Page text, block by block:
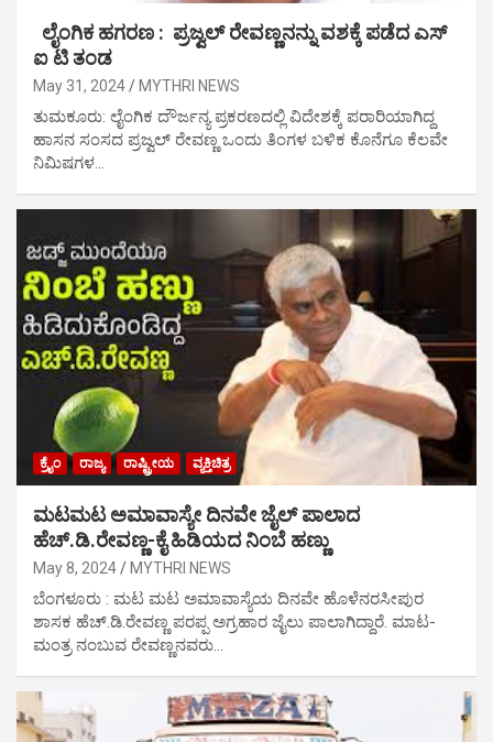
ಲೈಂಗಿಕ ಹಗರಣ : ಪ್ರಜ್ವಲ್ ರೇವಣ್ಣನನ್ನು ವಶಕ್ಕೆ ಪಡೆದ ಎಸ್
ಐ ಟಿ ತಂಡ
May 31, 2024 MYTHRI NEWS
ತುಮಕೂರು: ಲೈಂಗಿಕ ದೌರ್ಜನ್ಯ ಪ್ರಕರಣದಲ್ಲಿ ವಿದೇಶಕ್ಕೆ ಪರಾರಿಯಾಗಿದ್ದ
ಹಾಸನ ಸಂಸದ ಪ್ರಜ್ವಲ್‌ ರೇವಣ್ಣ ಒಂದು ತಿಂಗಳ ಬಳಿಕ ಕೊನೆಗೂ ಕೆಲವೇ
ನಿಮಿಷಗಳ…
ಕ್ರೈಂ ರಾಜ್ಯ ರಾಷ್ಟ್ರೀಯ ವ್ಯಕ್ತಿಚಿತ್ರ
ಮಟಮಟ ಅಮಾವಾಸ್ಯೇ ದಿನವೇ ಜೈಲ್ ಪಾಲಾದ
ಹೆಚ್.ಡಿ.ರೇವಣ್ಣ-ಕೈ ಹಿಡಿಯದ ನಿಂಬೆ ಹಣ್ಣು
May 8, 2024 MYTHRI NEWS
ಬೆಂಗಳೂರು : ಮಟ ಮಟ ಅಮಾವಾಸ್ಯೆಯ ದಿನವೇ ಹೊಳೆನರಸೀಪುರ
ಶಾಸಕ ಹೆಚ್.ಡಿ.ರೇವಣ್ಣ ಪರಪ್ಪ ಅಗ್ರಹಾರ ಜೈಲು ಪಾಲಾಗಿದ್ದಾರೆ. ಮಾಟ-
ಮಂತ್ರ ನಂಬುವ ರೇವಣ್ಣನವರು…